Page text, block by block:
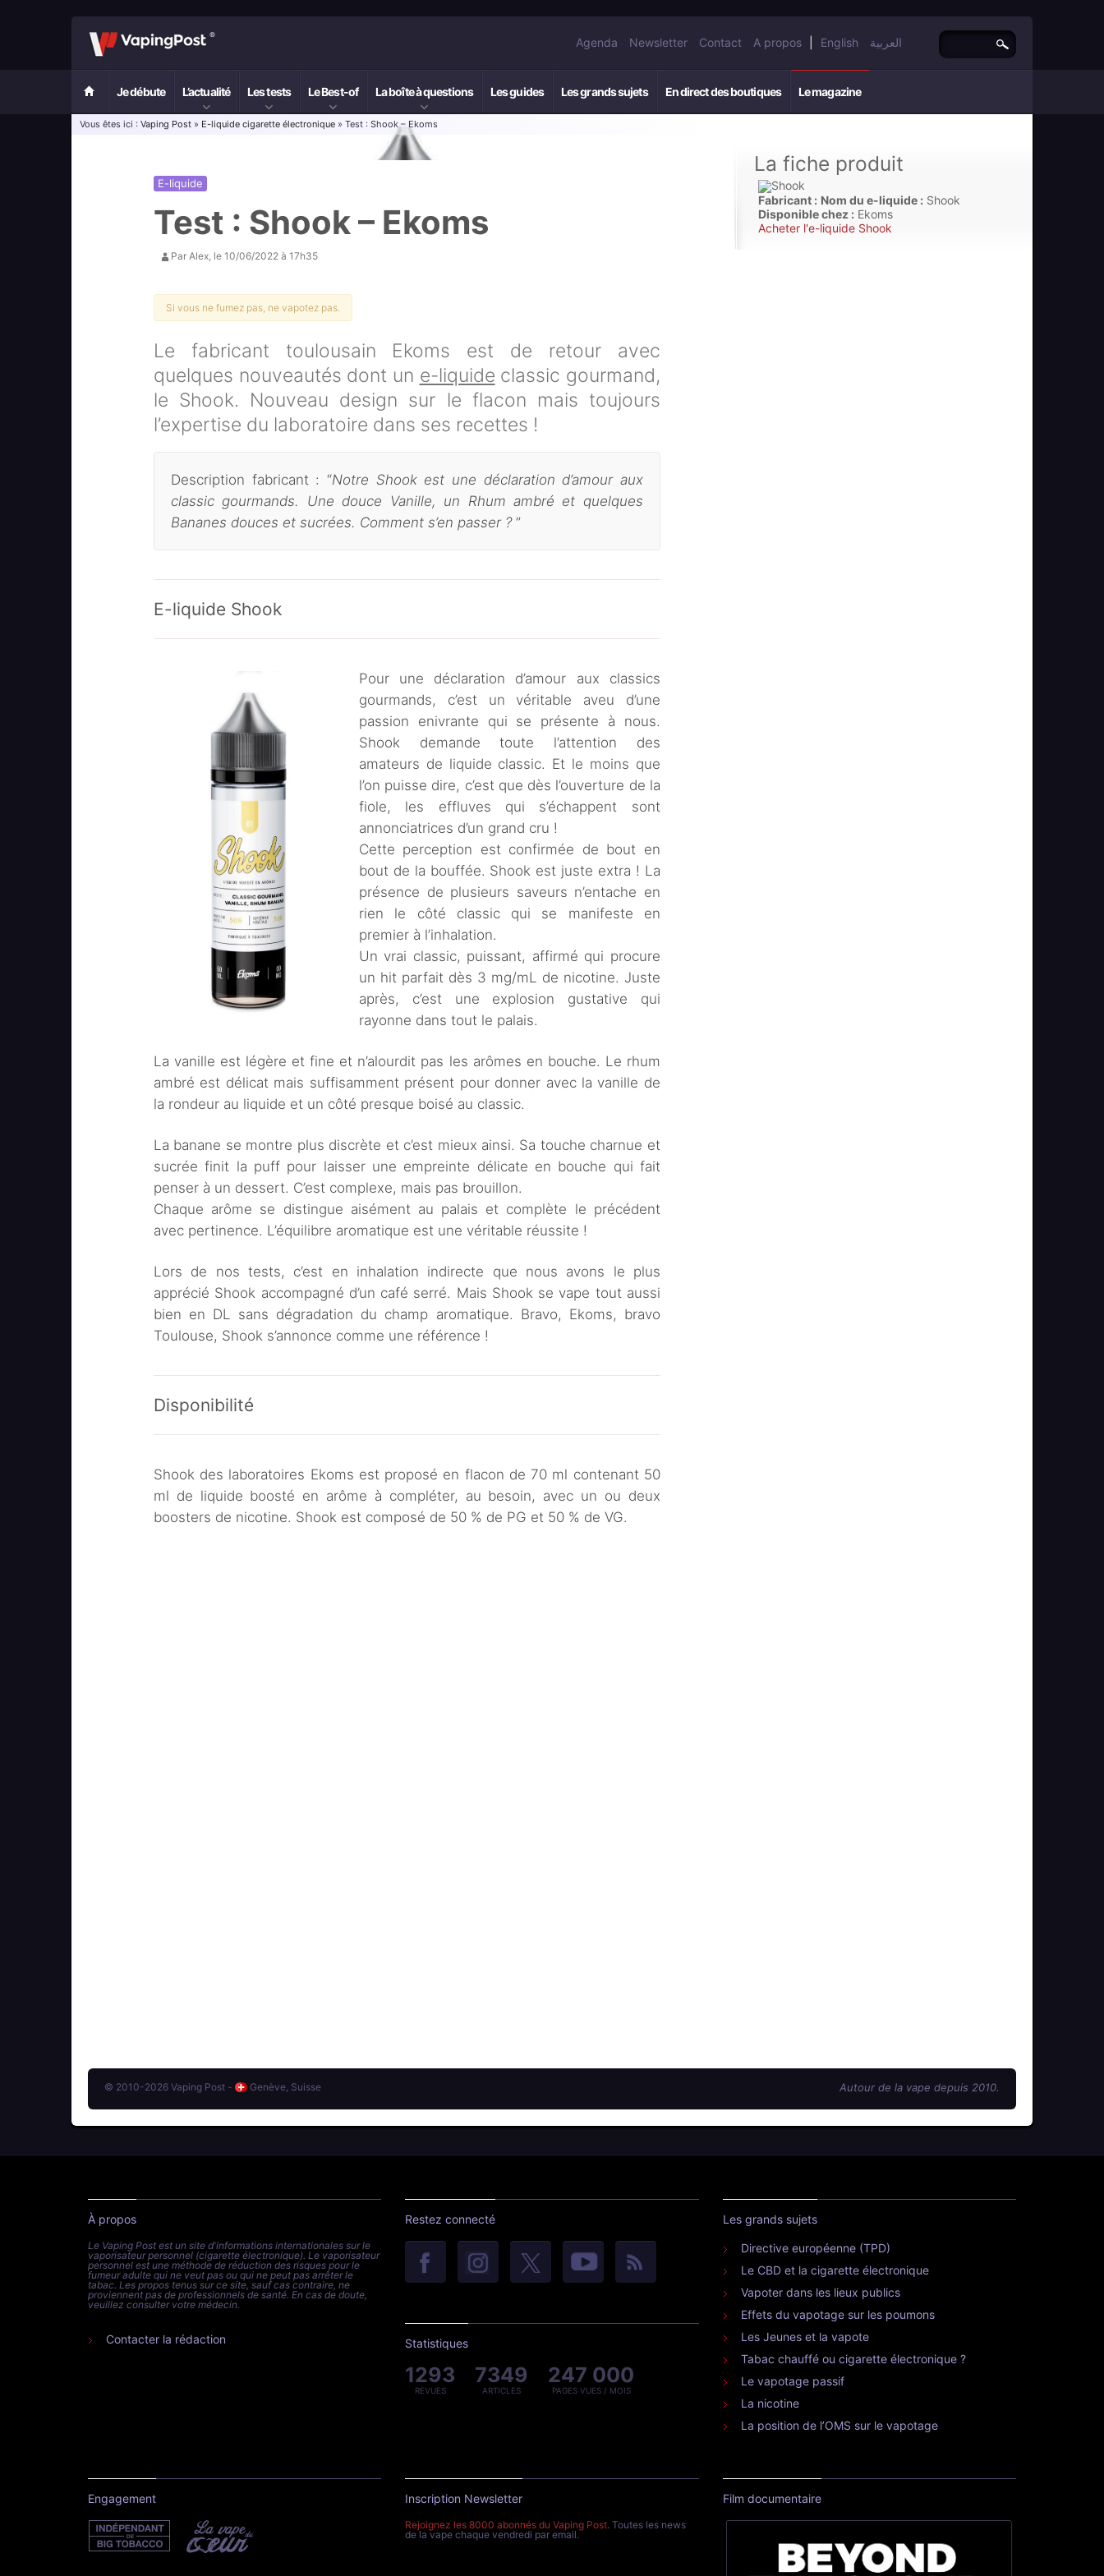
Agenda Newsletter Contact A propos English العربية
Je débute L’actualité Les tests Le Best-of La boîte à questions Les guides Les grands sujets En direct des boutiques Le magazine
Vous êtes ici : Vaping Post » E-liquide cigarette électronique » Test : Shook – Ekoms
Test : Shook – Ekoms
E-liquide
Par Alex, le 10/06/2022 à 17h35
Si vous ne fumez pas, ne vapotez pas.
Le fabricant toulousain Ekoms est de retour avec
quelques nouveautés dont un e-liquide classic gourmand,
le Shook. Nouveau design sur le flacon mais toujours
l’expertise du laboratoire dans ses recettes !
Description fabricant : “Notre Shook est une déclaration d’amour aux
classic gourmands. Une douce Vanille, un Rhum ambré et quelques
Bananes douces et sucrées. Comment s’en passer ?”
E-liquide Shook
Pour une déclaration d’amour aux classics
gourmands, c’est un véritable aveu d’une
passion enivrante qui se présente à nous.
Shook demande toute l’attention des
amateurs de liquide classic. Et le moins que
l’on puisse dire, c’est que dès l’ouverture de la
fiole, les effluves qui s’échappent sont
annonciatrices d’un grand cru !
Cette perception est confirmée de bout en
bout de la bouffée. Shook est juste extra ! La
présence de plusieurs saveurs n’entache en
rien le côté classic qui se manifeste en
premier à l’inhalation.
Un vrai classic, puissant, affirmé qui procure
un hit parfait dès 3 mg/mL de nicotine. Juste
après, c’est une explosion gustative qui
rayonne dans tout le palais.
La vanille est légère et fine et n’alourdit pas les arômes en bouche. Le rhum
ambré est délicat mais suffisamment présent pour donner avec la vanille de
la rondeur au liquide et un côté presque boisé au classic.
La banane se montre plus discrète et c’est mieux ainsi. Sa touche charnue et
sucrée finit la puff pour laisser une empreinte délicate en bouche qui fait
penser à un dessert. C’est complexe, mais pas brouillon.
Chaque arôme se distingue aisément au palais et complète le précédent
avec pertinence. L’équilibre aromatique est une véritable réussite !
Lors de nos tests, c’est en inhalation indirecte que nous avons le plus
apprécié Shook accompagné d’un café serré. Mais Shook se vape tout aussi
bien en DL sans dégradation du champ aromatique. Bravo, Ekoms, bravo
Toulouse, Shook s’annonce comme une référence !
Disponibilité
Shook des laboratoires Ekoms est proposé en flacon de 70 ml contenant 50
ml de liquide boosté en arôme à compléter, au besoin, avec un ou deux
boosters de nicotine. Shook est composé de 50 % de PG et 50 % de VG.
La fiche produit
Fabricant : Nom du e-liquide : Shook
Disponible chez : Ekoms
Acheter l'e-liquide Shook
© 2010-2026 Vaping Post - Genève, Suisse Autour de la vape depuis 2010.
À propos
Le Vaping Post est un site d'informations internationales sur le
vaporisateur personnel (cigarette électronique). Le vaporisateur
personnel est une méthode de réduction des risques pour le
fumeur adulte qui ne veut pas ou qui ne peut pas arrêter le
tabac. Les propos tenus sur ce site, sauf cas contraire, ne
proviennent pas de professionnels de santé. En cas de doute,
veuillez consulter votre médecin.
Contacter la rédaction
Restez connecté
Statistiques
1293
REVUES
7349
ARTICLES
247 000
PAGES VUES / MOIS
Les grands sujets
Directive européenne (TPD)
Le CBD et la cigarette électronique
Vapoter dans les lieux publics
Effets du vapotage sur les poumons
Les Jeunes et la vapote
Tabac chauffé ou cigarette électronique ?
Le vapotage passif
La nicotine
La position de l’OMS sur le vapotage
Engagement Inscription Newsletter
Rejoignez les 8000 abonnés du Vaping Post. Toutes les news
de la vape chaque vendredi par email.
Film documentaire